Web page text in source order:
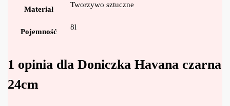
Materiał
Tworzywo sztuczne
Pojemność
8l
1 opinia dla Doniczka Havana czarna
24cm